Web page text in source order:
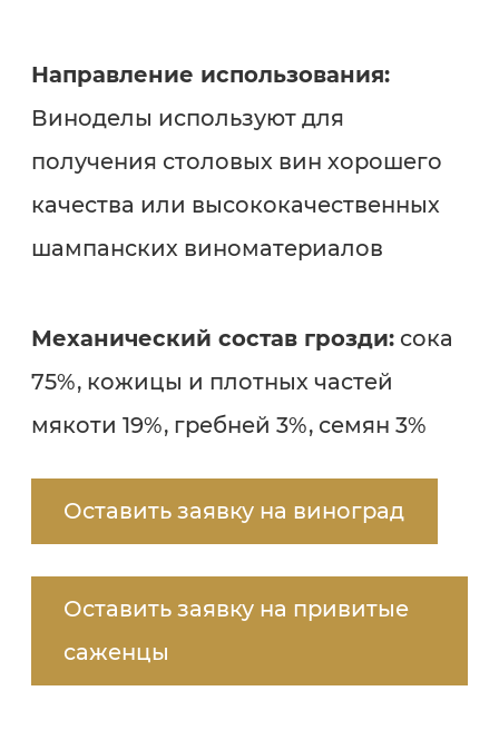
Направление использования:
Виноделы используют для
получения столовых вин хорошего
качества или высококачественных
шампанских виноматериалов
Механический состав грозди:сока
75%, кожицы и плотных частей
мякоти 19%, гребней 3%, семян 3%
Оставить заявку на виноград
Оставить заявку на привитые
саженцы